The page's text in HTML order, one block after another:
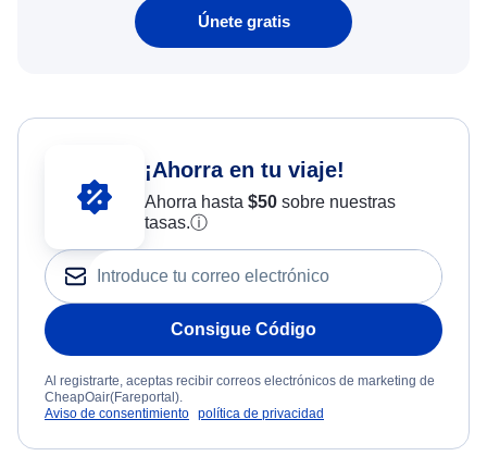
Únete gratis
¡Ahorra en tu viaje!
Ahorra hasta $50sobre nuestras
tasas.ⓘ
Consigue Código
Al registrarte, aceptas recibir correos electrónicos de marketing de
CheapOair(Fareportal).
Aviso de consentimiento política de privacidad